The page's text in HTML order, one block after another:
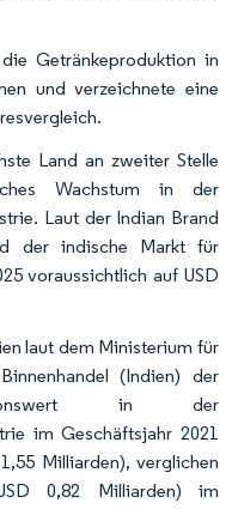
Getränkeproduktion in
und verzeichnete eine
Land an zweiter Stelle
Wachstum in der
Laut der Indian Brand
der indische Markt für
voraussichtlich auf USD
laut dem Ministerium für
(Indien) der
in der
im Geschäftsjahr 2021
Milliarden), verglichen
0,82 Milliarden) im